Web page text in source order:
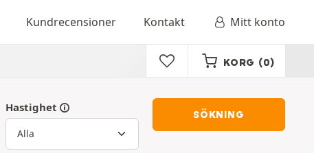
Kundrecensioner Kontakt Mitt konto
KORG (0)
Hastighet
SÖKNING